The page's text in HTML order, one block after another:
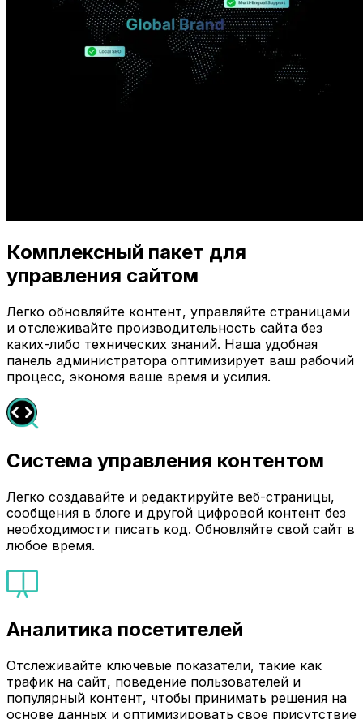
Комплексный пакет для
управления сайтом
Легко обновляйте контент, управляйте страницами
и отслеживайте производительность сайта без
каких-либо технических знаний. Наша удобная
панель администратора оптимизирует ваш рабочий
процесс, экономя ваше время и усилия.
Система управления контентом
Легко создавайте и редактируйте веб-страницы,
сообщения в блоге и другой цифровой контент без
необходимости писать код. Обновляйте свой сайт в
любое время.
Аналитика посетителей
Отслеживайте ключевые показатели, такие как
трафик на сайт, поведение пользователей и
популярный контент, чтобы принимать решения на
основе данных и оптимизировать свое присутствие